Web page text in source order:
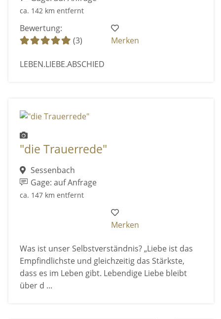
ca. 142 km entfernt
Bewertung:
(3)
Merken
LEBEN.LIEBE.ABSCHIED
"die Trauerrede"
Sessenbach
Gage: auf Anfrage
ca. 147 km entfernt
Merken
Was ist unser Selbstverständnis? „Liebe ist das
Empfindlichste und gleichzeitig das Stärkste,
dass es im Leben gibt. Lebendige Liebe bleibt
über d ...